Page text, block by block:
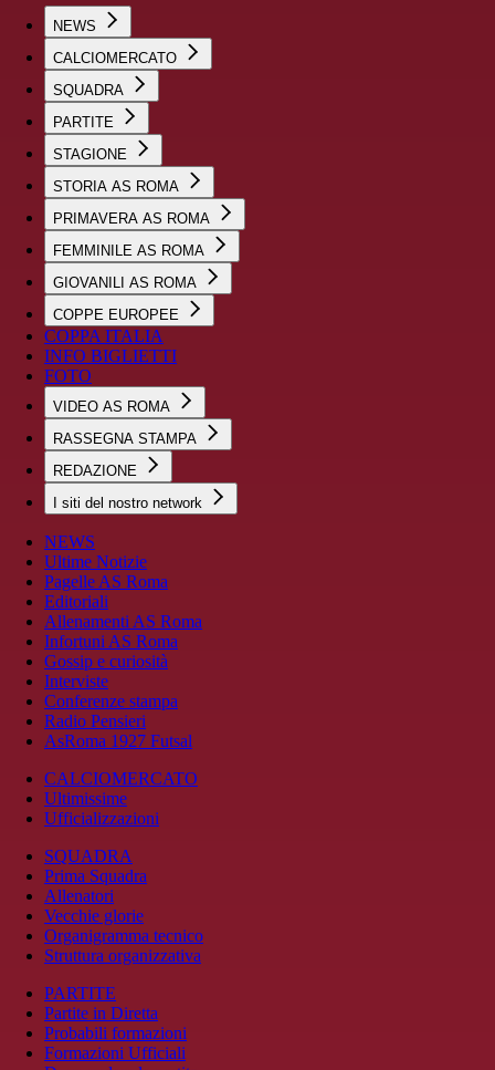
NEWS
CALCIOMERCATO
SQUADRA
PARTITE
STAGIONE
STORIA AS ROMA
PRIMAVERA AS ROMA
FEMMINILE AS ROMA
GIOVANILI AS ROMA
COPPE EUROPEE
COPPA ITALIA
INFO BIGLIETTI
FOTO
VIDEO AS ROMA
RASSEGNA STAMPA
REDAZIONE
I siti del nostro network
NEWS
Ultime Notizie
Pagelle AS Roma
Editoriali
Allenamenti AS Roma
Infortuni AS Roma
Gossip e curiosità
Interviste
Conferenze stampa
Radio Pensieri
AsRoma 1927 Futsal
CALCIOMERCATO
Ultimissime
Ufficializzazioni
SQUADRA
Prima Squadra
Allenatori
Vecchie glorie
Organigramma tecnico
Struttura organizzativa
PARTITE
Partite in Diretta
Probabili formazioni
Formazioni Ufficiali